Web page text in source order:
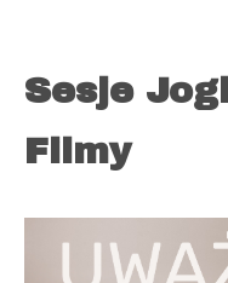
Sesje
Filmy